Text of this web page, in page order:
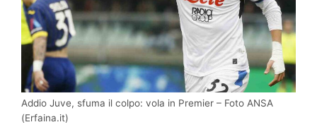
Addio Juve, sfuma il colpo: vola in Premier – Foto ANSA
(Erfaina.it)